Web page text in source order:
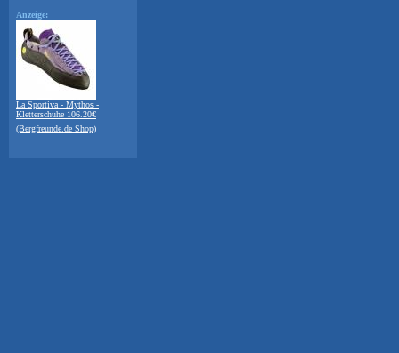
Anzeige:
La Sportiva - Mythos -
Kletterschuhe 106.20€
(Bergfreunde.de Shop)